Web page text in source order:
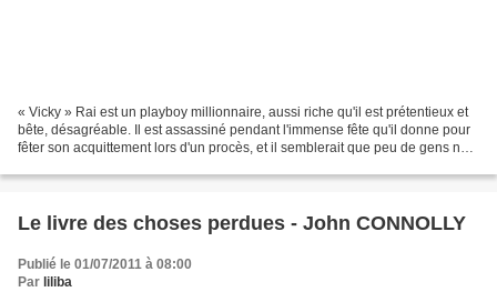
« Vicky » Rai est un playboy millionnaire, aussi riche qu'il est prétentieux et
bête, désagréable. Il est assassiné pendant l'immense fête qu'il donne pour
fêter son acquittement lors d'un procès, et il semblerait que peu de gens ne
Le livre des choses perdues - John CONNOLLY
Publié le 01/07/2011 à 08:00
Par liliba